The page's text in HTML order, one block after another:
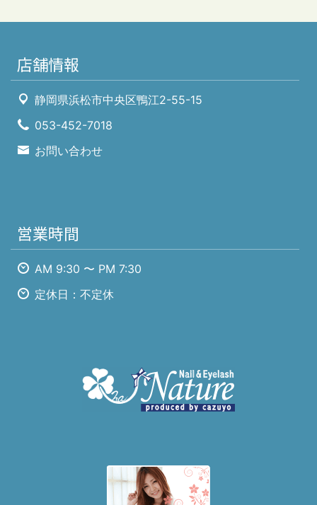
店舗情報
静岡県浜松市中央区鴨江2-55-15
053-452-7018
お問い合わせ
営業時間
AM 9:30 〜 PM 7:30
定休日：不定休